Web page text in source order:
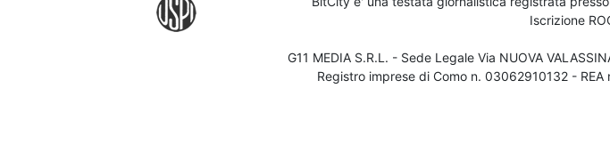
Iscrizione
G11 MEDIA S.R.L. - Sede Legale Via NUOVA
Registro imprese di Como n. 03062910132 - REA